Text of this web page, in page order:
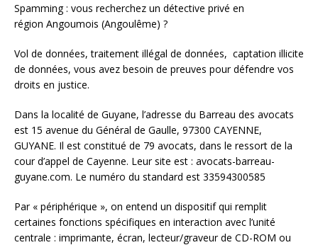
Spamming : vous recherchez un détective privé en
région Angoumois (Angoulême) ?
Vol de données, traitement illégal de données, captation illicite
de données, vous avez besoin de preuves pour défendre vos
droits en justice.
Dans la localité de Guyane, l’adresse du Barreau des avocats
est 15 avenue du Général de Gaulle, 97300 CAYENNE,
GUYANE. Il est constitué de 79 avocats, dans le ressort de la
cour d’appel de Cayenne. Leur site est : avocats-barreau-
guyane.com. Le numéro du standard est 33594300585
Par « périphérique », on entend un dispositif qui remplit
certaines fonctions spécifiques en interaction avec l’unité
centrale : imprimante, écran, lecteur/graveur de CD-ROM ou